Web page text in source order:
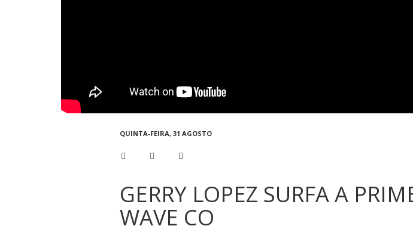
QUINTA-FEIRA, 31 AGOSTO
GERRY LOPEZ SURFA A
WAVE CO